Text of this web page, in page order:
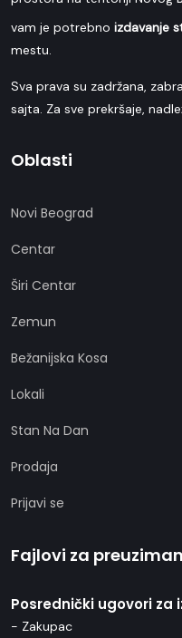
vam je potrebno izdavanje
mestu.
Sva prava su zadržana,
sajta. Za sve prekršaje,
Oblasti
Novi Beograd
Centar
Širi Centar
Zemun
Bežanijska Kosa
Lokali
Stan Na Dan
Prodaja
Prijavi se
Fajlovi za
Posrednički ugovori za
- Zakupac